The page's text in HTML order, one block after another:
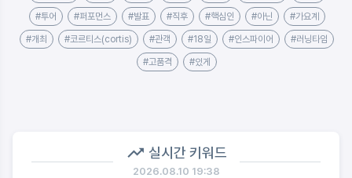
#투어 #퍼포먼스 #발표 #직후 #핵심인 #아닌 #가요계
#개최 #코르티스(cortis) #관객 #18일 #인스파이어 #러닝타임
#고품격 #있게
실시간 키워드
2026.08.10 19:38